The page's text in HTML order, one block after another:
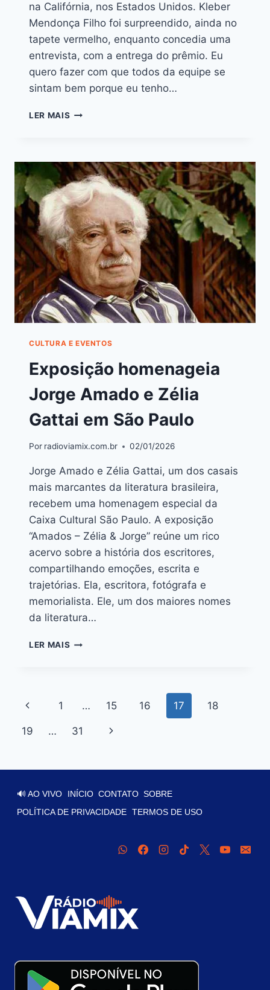
na Califórnia, nos Estados Unidos. Kleber
Mendonça Filho foi surpreendido, ainda no
tapete vermelho, enquanto concedia uma
entrevista, com a entrega do prêmio. Eu
quero fazer com que todos da equipe se
sintam bem porque eu tenho…
LER MAIS
CULTURA E EVENTOS
Exposição homenageia
Jorge Amado e Zélia
Gattai em São Paulo
Por radioviamix.com.br 02/01/2026
Jorge Amado e Zélia Gattai, um dos casais
mais marcantes da literatura brasileira,
recebem uma homenagem especial da
Caixa Cultural São Paulo. A exposição
“Amados – Zélia & Jorge” reúne um rico
acervo sobre a história dos escritores,
compartilhando emoções, escrita e
trajetórias. Ela, escritora, fotógrafa e
memorialista. Ele, um dos maiores nomes
da literatura…
LER MAIS
1 … 15 16 17 18
19 … 31
🔊 AO VIVO INÍCIO CONTATO SOBRE
POLÍTICA DE PRIVACIDADE TERMOS DE USO